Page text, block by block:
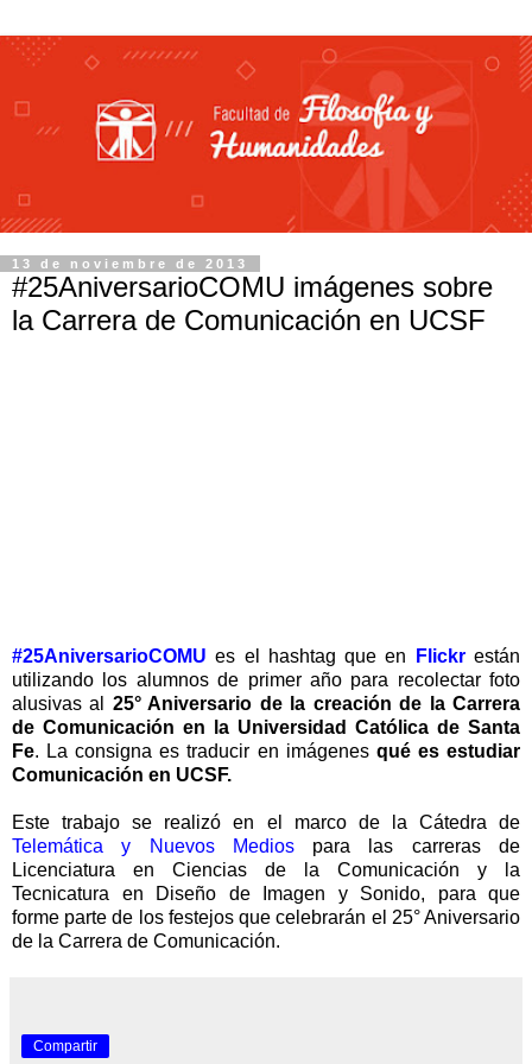
13 de noviembre de 2013
#25AniversarioCOMU imágenes sobre
la Carrera de Comunicación en UCSF
#25AniversarioCOMU es el hashtag que en Flickr están
utilizando los alumnos de primer año para recolectar foto
alusivas al 25° Aniversario de la creación de la Carrera
de Comunicación en la Universidad Católica de Santa
Fe. La consigna es traducir en imágenes qué es estudiar
Comunicación en UCSF.
Este trabajo se realizó en el marco de la Cátedra de
Telemática y Nuevos Mediospara las carreras de
Licenciatura en Ciencias de la Comunicación y la
Tecnicatura en Diseño de Imagen y Sonido, para que
forme parte de los festejos que celebrarán el 25° Aniversario
de la Carrera de Comunicación.
Compartir